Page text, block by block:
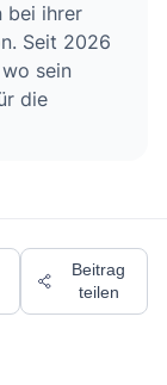
bei ihrer
Seit 2026
sein
die
Beitrag
teilen